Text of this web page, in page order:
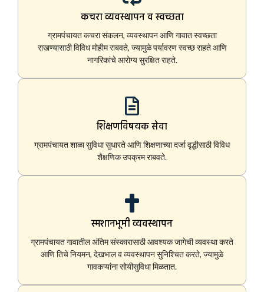
कचरा व्यवस्थापन व स्वच्छता
ग्रामपंचायत कचरा संकलन, व्यवस्थापन आणि गावात स्वच्छता
राखण्यासाठी विविध मोहीम राबवते, ज्यामुळे पर्यावरण स्वच्छ राहते आणि
नागरिकांचे आरोग्य सुरक्षित राहते.
शिक्षणविषयक सेवा
ग्रामपंचायत शाळा सुविधा सुधारते आणि शिक्षणाच्या दर्जा वृद्धीसाठी विविध
शैक्षणिक उपक्रम राबवते.
स्मशानभूमी व्यवस्थापन
ग्रामपंचायत गावातील अंतिम संस्कारासाठी आवश्यक जागेची व्यवस्था करते
आणि तिचे नियमन, देखभाल व व्यवस्थापन सुनिश्चित करते, ज्यामुळे
गावकऱ्यांना सोयीसुविधा मिळतात.